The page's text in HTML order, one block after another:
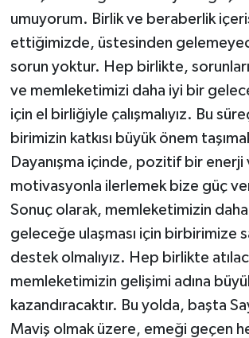
umuyorum. Birlik ve beraberlik
ettiğimizde, üstesinden
sorun yoktur. Hep birlikte,
ve memleketimizi daha iyi bir
için el birliğiyle çalışmalıyız. Bu
birimizin katkısı büyük önem
Dayanışma içinde, pozitif bir enerji
motivasyonla ilerlemek bize güç
Sonuç olarak, memleketimizin
geleceğe ulaşması için birbirimize
destek olmalıyız. Hep birlikte
memleketimizin gelişimi adına
kazandıracaktır. Bu yolda, başta
Maviş olmak üzere, emeği geçen